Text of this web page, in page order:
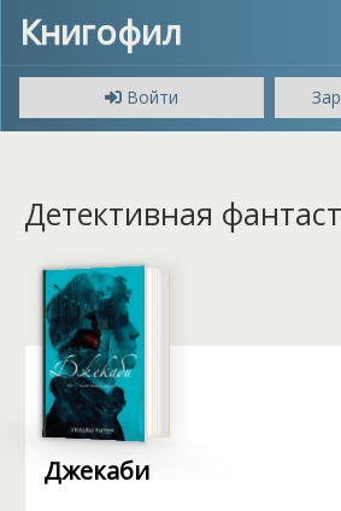
Книгофил
Войти
Детективная
Джекаби